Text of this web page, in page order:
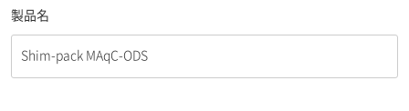
製品名